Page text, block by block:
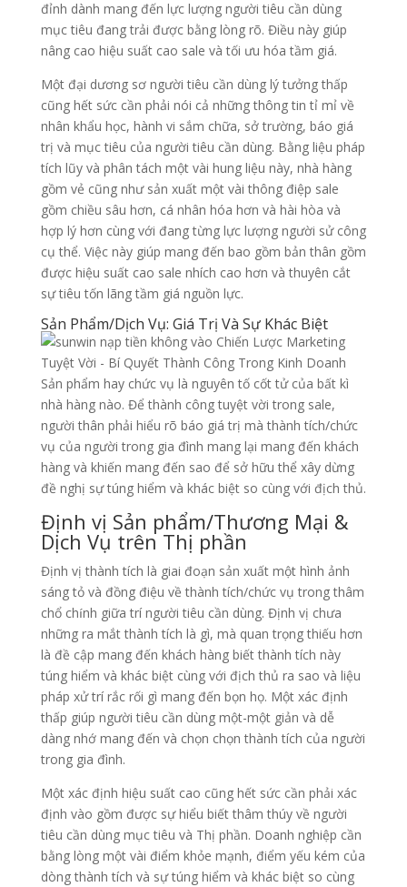
đỉnh dành mang đến lực lượng người tiêu cần dùng
mục tiêu đang trải được bằng lòng rõ. Điều này giúp
nâng cao hiệu suất cao sale và tối ưu hóa tầm giá.
Một đại dương sơ người tiêu cần dùng lý tưởng thấp
cũng hết sức cần phải nói cả những thông tin tỉ mỉ về
nhân khẩu học, hành vi sắm chữa, sở trường, báo giá
trị và mục tiêu của người tiêu cần dùng. Bằng liệu pháp
tích lũy và phân tách một vài hung liệu này, nhà hàng
gồm vẻ cũng như sản xuất một vài thông điệp sale
gồm chiều sâu hơn, cá nhân hóa hơn và hài hòa và
hợp lý hơn cùng với đang từng lực lượng người sử công
cụ thể. Việc này giúp mang đến bao gồm bản thân gồm
được hiệu suất cao sale nhích cao hơn và thuyên cắt
sự tiêu tốn lãng tầm giá nguồn lực.
Sản Phẩm/Dịch Vụ: Giá Trị Và Sự Khác Biệt
Sản phẩm hay chức vụ là nguyên tố cốt tử của bất kì
nhà hàng nào. Để thành công tuyệt vời trong sale,
người thân phải hiểu rõ báo giá trị mà thành tích/chức
vụ của người trong gia đình mang lại mang đến khách
hàng và khiến mang đến sao để sở hữu thể xây dừng
đề nghị sự túng hiểm và khác biệt so cùng với địch thủ.
Định vị Sản phẩm/Thương Mại &
Dịch Vụ trên Thị phần
Định vị thành tích là giai đoạn sản xuất một hình ảnh
sáng tỏ và đồng điệu về thành tích/chức vụ trong thâm
chổ chính giữa trí người tiêu cần dùng. Định vị chưa
những ra mắt thành tích là gì, mà quan trọng thiếu hơn
là đề cập mang đến khách hàng biết thành tích này
túng hiểm và khác biệt cùng với địch thủ ra sao và liệu
pháp xử trí rắc rối gì mang đến bọn họ. Một xác định
thấp giúp người tiêu cần dùng một-một giản và dễ
dàng nhớ mang đến và chọn chọn thành tích của người
trong gia đình.
Một xác định hiệu suất cao cũng hết sức cần phải xác
định vào gồm được sự hiểu biết thâm thúy về người
tiêu cần dùng mục tiêu và Thị phần. Doanh nghiệp cần
bằng lòng một vài điểm khỏe mạnh, điểm yếu kém của
dòng thành tích và sự túng hiểm và khác biệt so cùng